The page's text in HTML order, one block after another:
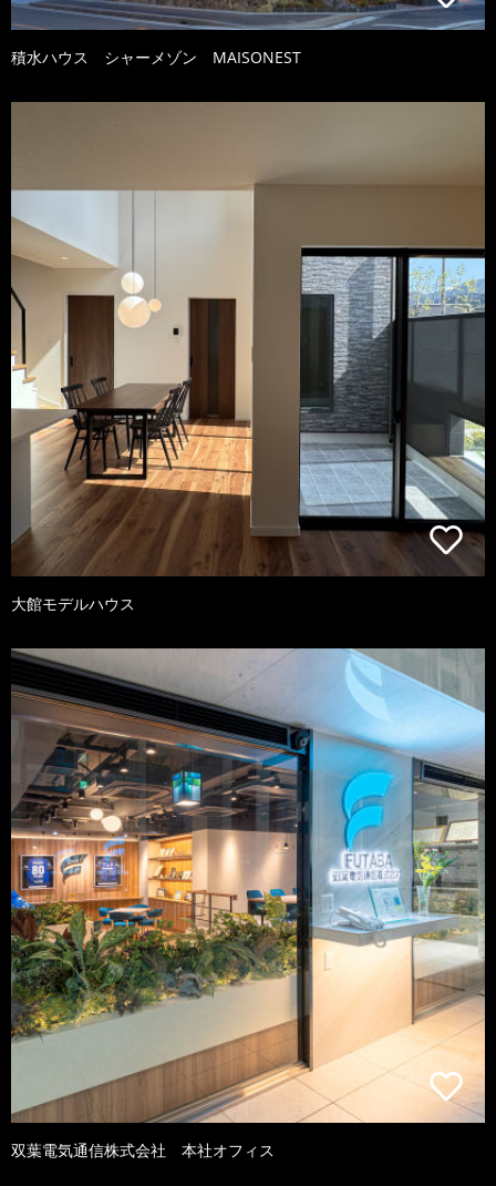
積水ハウス シャーメゾン MAISONEST
大館モデルハウス
双葉電気通信株式会社 本社オフィス